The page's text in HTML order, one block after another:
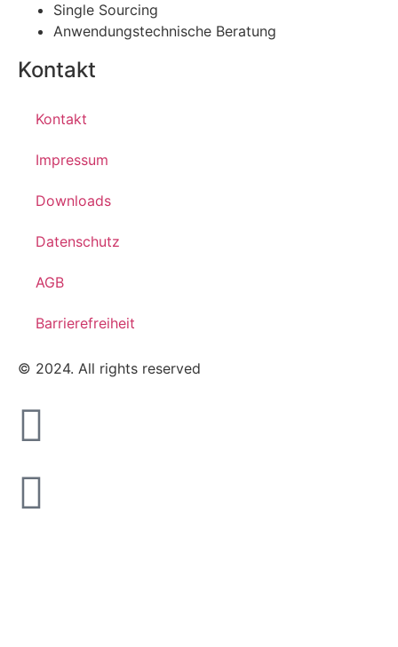
Single Sourcing
Anwendungstechnische Beratung
Kontakt
Kontakt
Impressum
Downloads
Datenschutz
AGB
Barrierefreiheit
© 2024. All rights reserved